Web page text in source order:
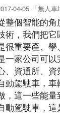
04-05 「無人
整個智能的
術，我們把
很重要產、
一家公司可
、資通所、
動駕駛車，
，這一些能
動駕駛車，這